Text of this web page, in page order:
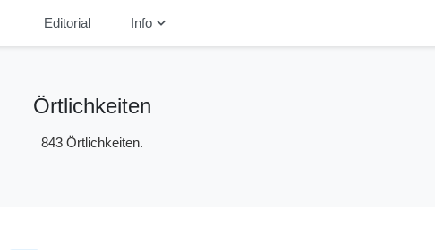
Editorial Infokeyboard_arrow_down
Örtlichkeiten
843 Örtlichkeiten.